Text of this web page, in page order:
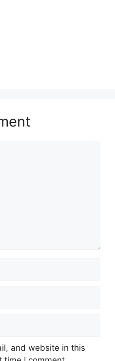
and website in this